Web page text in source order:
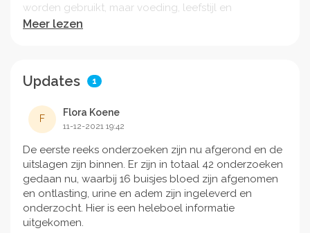
worden gebruikt, maar voeding, leefstijl en
supplementen). En omdat het geen ‘reguliere’ zorg is,
gekregen), zijn er voor deze behandeling veel
deze onderzoeken moet eerst allerlei informatie
worden verzameld, voordat de behandeling
alleen zijn al meer dan 2000 euro en daarbovenop
komen nog de kosten voor consult en behandeling.
Reguliere behandelingen werken niet bij mij, daar
word ik juist zieker van, maar functionele
geneeskunde werkt wel bij mij, heb ik eerder ervaren.
Maar ik heb dus een echte specialist nodig hierin, en
Meer lezen
Updates 1
F
Flora Koene
11-12-2021 19:42
De eerste reeks onderzoeken zijn nu afgerond en de
uitslagen zijn binnen. Er zijn in totaal 42 onderzoeken
gedaan nu, waarbij 16 buisjes bloed zijn afgenomen
en ontlasting, urine en adem zijn ingeleverd en
onderzocht. Hier is een heleboel informatie
uitgekomen.